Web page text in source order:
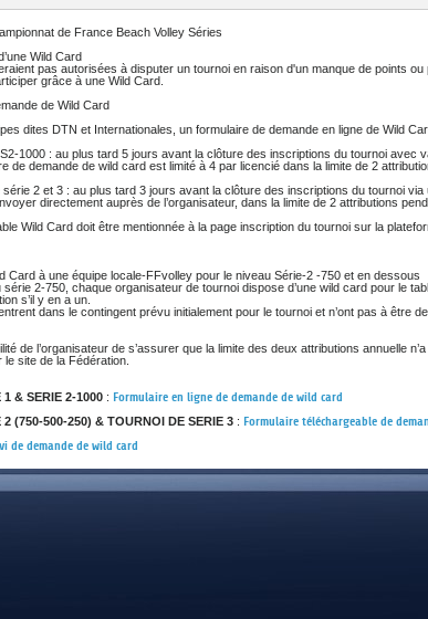
DOCUMENTS UTILES
COVID-19
>CLIQUEZ ICI
de France Beach Volley Séries
Wild Card
pas autorisées à disputer un tournoi en raison d'un manque de points
grâce à une Wild Card.
de Wild Card
dites DTN et Internationales, un formulaire de demande en ligne de Wild
1000 : au plus tard 5 jours avant la clôture des inscriptions du tournoi avec
de demande de wild card est limité à 4 par licencié dans la limite de 2
2 et 3 : au plus tard 3 jours avant la clôture des inscriptions du tournoi
directement auprès de l’organisateur, dans la limite de 2 attributions
Wild Card doit être mentionnée à la page inscription du tournoi sur la
Card à une équipe locale-FFvolley pour le niveau Série-2 -750 et en dessous
série 2-750, chaque organisateur de tournoi dispose d’une wild card pour le
s’il y en a un.
dans le contingent prévu initialement pour le tournoi et n’ont pas à être
de l’organisateur de s’assurer que la limite des deux attributions annuelle
le site de la Fédération.
& SERIE 2-1000 : Formulaire en ligne de demande de wild card
2 (750-500-250) & TOURNOI DE SERIE 3 : Formulaire téléchargeable de
de demande de wild card